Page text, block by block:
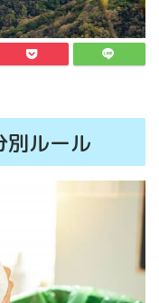
別ルール